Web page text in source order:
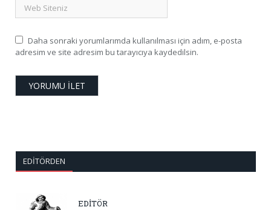
Daha sonraki yorumlarımda kullanılması için adım, e-posta
adresim ve site adresim bu tarayıcıya kaydedilsin.
EDITÖRDEN
EDİTÖR